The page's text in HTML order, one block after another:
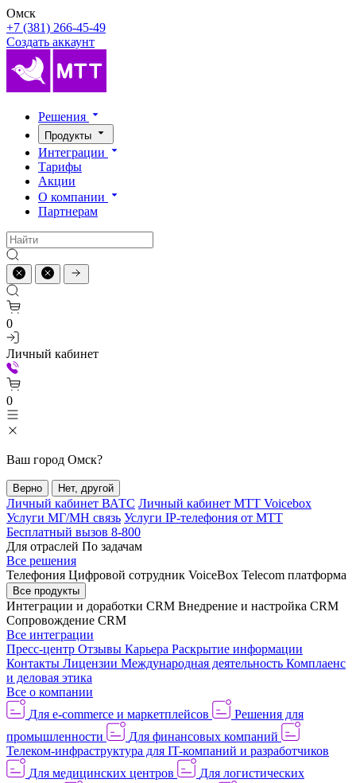
Омск
+7 (381) 266-45-49
Создать аккаунт
Решения
Продукты
Интеграции
Тарифы
Акции
О компании
Партнерам
0
Личный кабинет
0
Ваш город Омск?
Верно Нет, другой
Личный кабинет ВАТС Личный кабинет МТТ Voicebox
Услуги МГ/МН связь Услуги IP-телефония от МТТ
Бесплатный вызов 8-800
Для отраслей По задачам
Все решения
Телефония Цифровой сотрудник VoiceBox Telecom платформа
Все продукты
Интеграции и доработки CRM Внедрение и настройка CRM
Сопровождение CRM
Все интеграции
Пресс-центр Отзывы Карьера Раскрытие информации
Контакты Лицензии Международная деятельность Комплаенс
и деловая этика
Все о компании
Для e-commerce и маркетплейсов
Решения для
промышленности
Для финансовых компаний
Телеком-инфраструктура для IT-компаний и разработчиков
Для медицинских центров
Для логистических